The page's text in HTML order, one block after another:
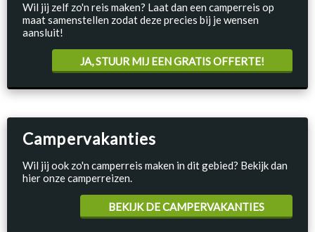
Wil jij zelf zo'n reis maken? Laat dan een camperreis op
maat samenstellen zodat deze precies bij je wensen
aansluit!
JA, STUUR MIJ EEN GRATIS OFFERTE!
Campervakanties
Wil jij ook zo'n camperreis maken in dit gebied? Bekijk dan
hier onze camperreizen.
BEKIJK DE CAMPERVAKANTIES